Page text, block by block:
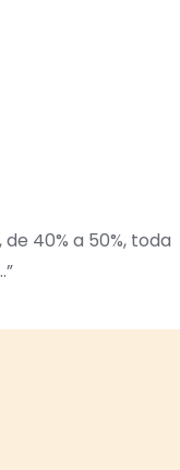
40% a 50%, toda